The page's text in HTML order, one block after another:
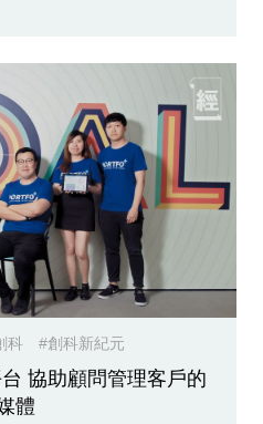
科 #創科新紀元
協助顧問管理客戶的
體